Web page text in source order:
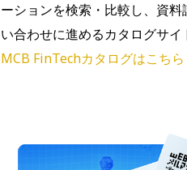
ーションを検索・比較し、資料
い合わせに進めるカタログサイ
MCB FinTechカタログはこちら